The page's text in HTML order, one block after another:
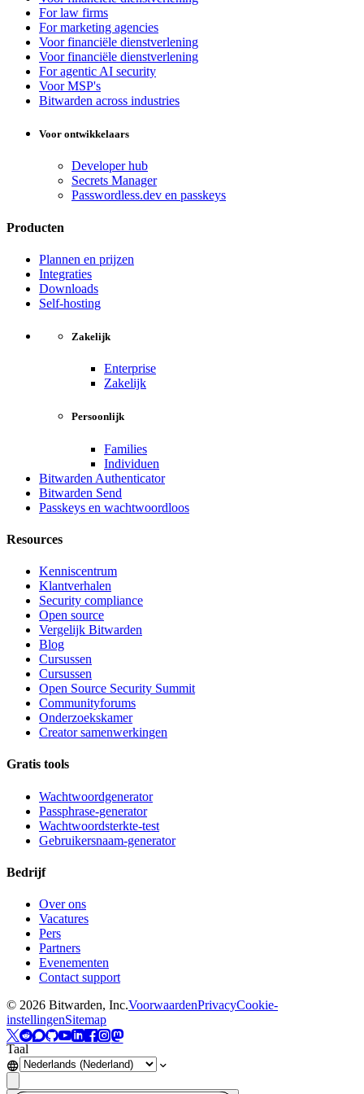
For law firms
For marketing agencies
Voor financiële dienstverlening
Voor financiële dienstverlening
For agentic AI security
Voor MSP's
Bitwarden across industries
Voor ontwikkelaars
Developer hub
Secrets Manager
Passwordless.dev en passkeys
Producten
Plannen en prijzen
Integraties
Downloads
Self-hosting
Zakelijk
Enterprise
Zakelijk
Persoonlijk
Families
Individuen
Bitwarden Authenticator
Bitwarden Send
Passkeys en wachtwoordloos
Resources
Kenniscentrum
Klantverhalen
Security compliance
Open source
Vergelijk Bitwarden
Blog
Cursussen
Cursussen
Open Source Security Summit
Communityforums
Onderzoekskamer
Creator samenwerkingen
Gratis tools
Wachtwoordgenerator
Passphrase-generator
Wachtwoordsterkte-test
Gebruikersnaam-generator
Bedrijf
Over ons
Vacatures
Pers
Partners
Evenementen
Contact support
© 2026 Bitwarden, Inc.VoorwaardenPrivacyCookie-
instellingenSitemap
Taal